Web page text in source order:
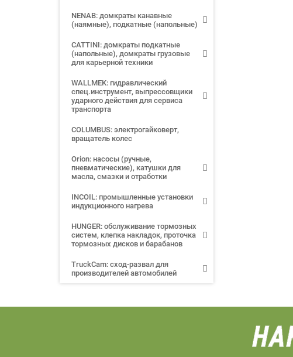
NENAB: домкраты канавные
(наямные), подкатные (напольные)
CATTINI: домкраты подкатные
(напольные), домкраты грузовые
для карьерной техники
WALLMEK: гидравлический
спец.инструмент, выпрессовщики
ударного действия для сервиса
транспорта
COLUMBUS: электрогайковерт,
вращатель колес
Orion: насосы (ручные,
пневматические), катушки для
масла, смазки и отработки
INCOIL: промышленные установки
индукционного нагрева
HUNGER: обслуживание тормозных
систем, клепка накладок, проточка
тормозных дисков и барабанов
TruckCam: сход-развал для
производителей автомобилей